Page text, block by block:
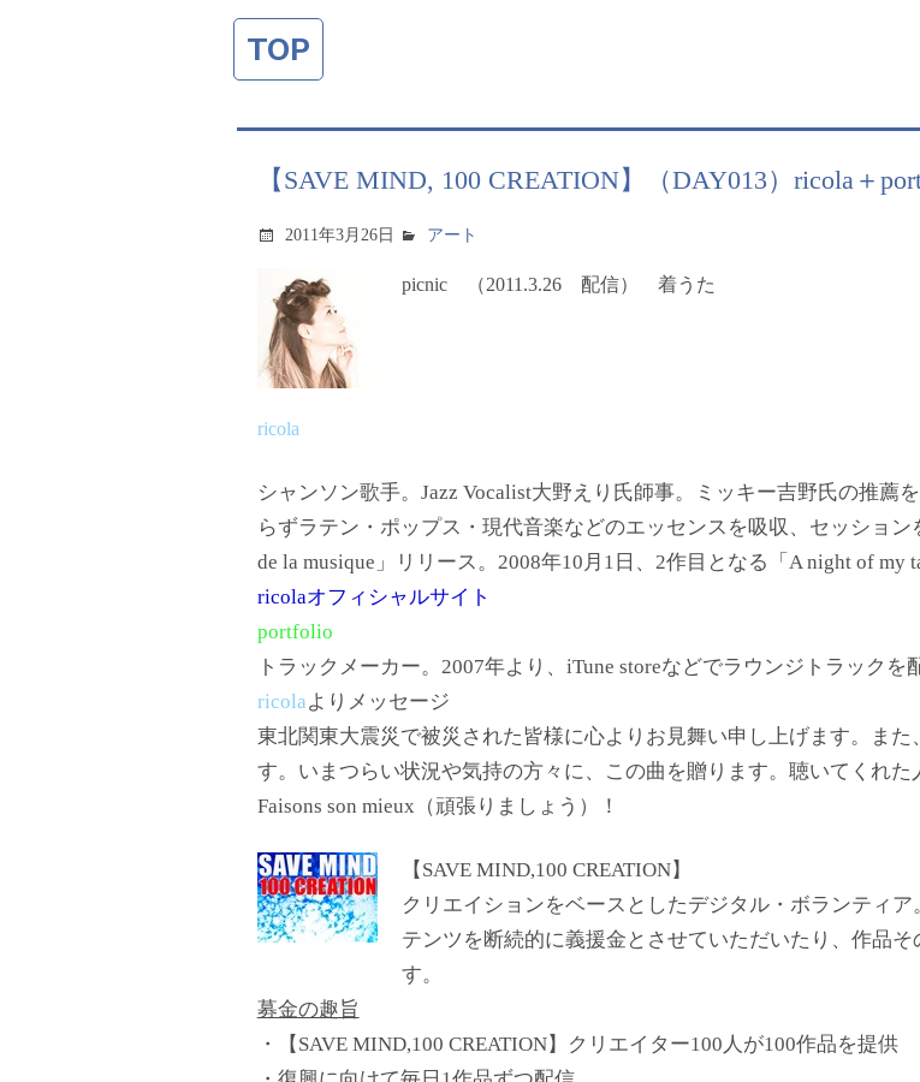
TOP
【SAVE MIND, 100 CREATION】（DAY013）ricola＋
2011年3月26日 アート
picnic （2011.3.26 配信） 着うた
ricola
シャンソン歌手。Jazz Vocalist大野えり氏師事。ミッキー吉野氏の推薦
らずラテン・ポップス・現代音楽などのエッセンスを吸収、セッショ
de la musique」リリース。2008年10月1日、2作目となる「A night of my
ricolaオフィシャルサイト
portfolio
トラックメーカー。2007年より、iTune storeなどでラウンジトラックを
ricolaよりメッセージ
東北関東大震災で被災された皆様に心よりお見舞い申し上げます。ま
す。いまつらい状況や気持の方々に、この曲を贈ります。聴いてくれた
Faisons son mieux（頑張りましょう）！
【SAVE MIND,100 CREATION】
クリエイションをベースとしたデジタル・ボランティ
テンツを断続的に義援金とさせていただいたり、作品
す。
募金の趣旨
・【SAVE MIND,100 CREATION】クリエイター100人が100作品を提供